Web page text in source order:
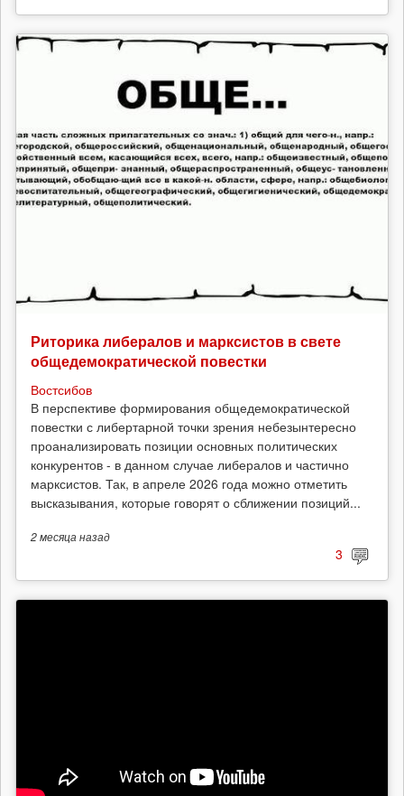
Риторика либералов и марксистов в свете
общедемократической повестки
Востсибов
В перспективе формирования общедемократической
повестки с либертарной точки зрения небезынтересно
проанализировать позиции основных политических
конкурентов - в данном случае либералов и частично
марксистов. Так, в апреле 2026 года можно отметить
высказывания, которые говорят о сближении позиций...
2 месяцаназад
3